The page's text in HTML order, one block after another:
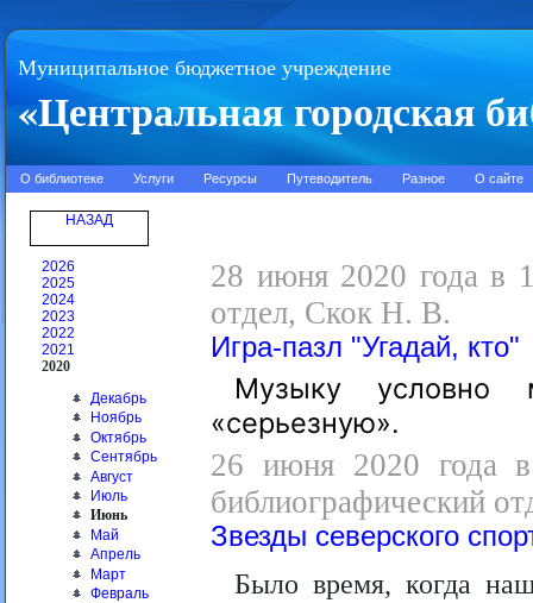
Муниципальное бюджетное учреждение
«Центральная городская
О библиотеке Услуги Ресурсы Путеводитель Разное О сайте
НАЗАД
2026
2025
2024
2023
2022
2021
2020
Декабрь
Ноябрь
Октябрь
Сентябрь
Август
Июль
Июнь
Май
Апрель
Март
Февраль
28 июня 2020 года в
отдел, Скок Н. В.
Игра-пазл "Угадай, кто"
Музыку условно
«серьезную».
26 июня 2020 года в
библиографический
Звезды северского
Было время, когда